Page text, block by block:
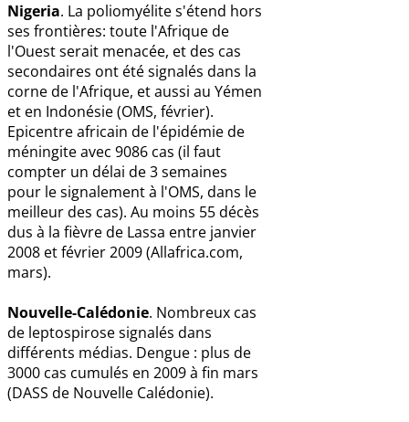
Nigeria. La poliomyélite s'étend hors
ses frontières: toute l'Afrique de
l'Ouest serait menacée, et des cas
secondaires ont été signalés dans la
corne de l'Afrique, et aussi au Yémen
et en Indonésie (OMS, février).
Epicentre africain de l'épidémie de
méningite avec 9086 cas (il faut
compter un délai de 3 semaines
pour le signalement à l'OMS, dans le
meilleur des cas). Au moins 55 décès
dus à la fièvre de Lassa entre janvier
2008 et février 2009 (Allafrica.com,
mars).
Nouvelle-Calédonie. Nombreux cas
de leptospirose signalés dans
différents médias. Dengue : plus de
3000 cas cumulés en 2009 à fin mars
(DASS de Nouvelle Calédonie).